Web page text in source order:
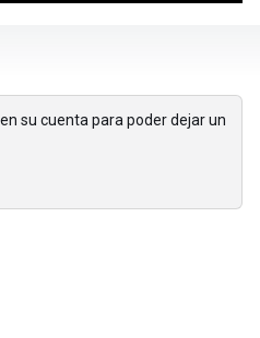
su cuenta para poder dejar un